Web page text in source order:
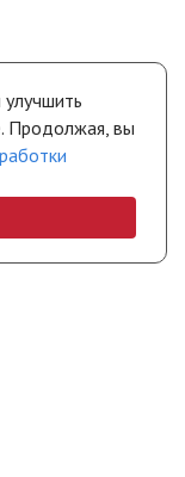
Продолжая, вы